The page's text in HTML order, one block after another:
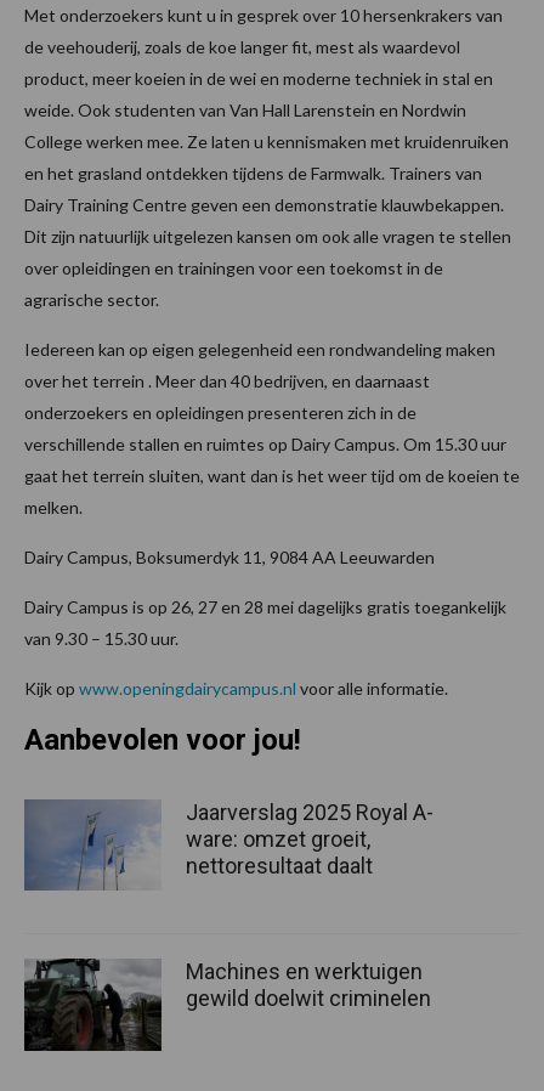
Met onderzoekers kunt u in gesprek over 10 hersenkrakers van
de veehouderij, zoals de koe langer fit, mest als waardevol
product, meer koeien in de wei en moderne techniek in stal en
weide. Ook studenten van Van Hall Larenstein en Nordwin
College werken mee. Ze laten u kennismaken met kruidenruiken
en het grasland ontdekken tijdens de Farmwalk. Trainers van
Dairy Training Centre geven een demonstratie klauwbekappen.
Dit zijn natuurlijk uitgelezen kansen om ook alle vragen te stellen
over opleidingen en trainingen voor een toekomst in de
agrarische sector.
Iedereen kan op eigen gelegenheid een rondwandeling maken
over het terrein . Meer dan 40 bedrijven, en daarnaast
onderzoekers en opleidingen presenteren zich in de
verschillende stallen en ruimtes op Dairy Campus. Om 15.30 uur
gaat het terrein sluiten, want dan is het weer tijd om de koeien te
melken.
Dairy Campus, Boksumerdyk 11, 9084 AA Leeuwarden
Dairy Campus is op 26, 27 en 28 mei dagelijks gratis toegankelijk
van 9.30 – 15.30 uur.
Kijk op www.openingdairycampus.nl voor alle informatie.
Aanbevolen voor jou!
Jaarverslag 2025 Royal A-
ware: omzet groeit,
nettoresultaat daalt
Machines en werktuigen
gewild doelwit criminelen